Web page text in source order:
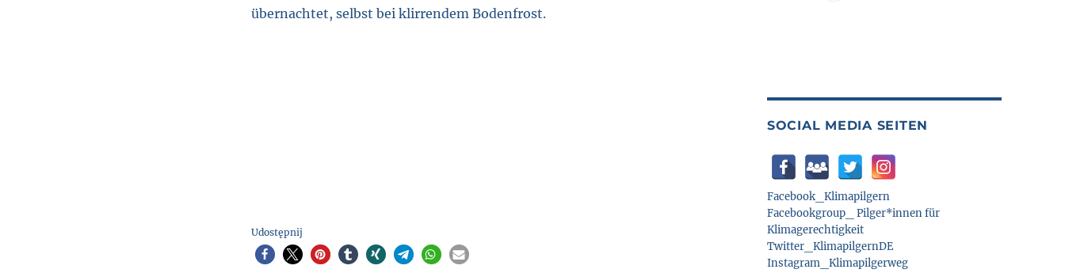
übernachtet, selbst bei klirrendem Bodenfrost.
Udostępnij
SOCIAL MEDIA SEITEN
Facebook_Klimapilgern
Facebookgroup_ Pilger*innen für
Klimagerechtigkeit
Twitter_KlimapilgernDE
Instagram_Klimapilgerweg